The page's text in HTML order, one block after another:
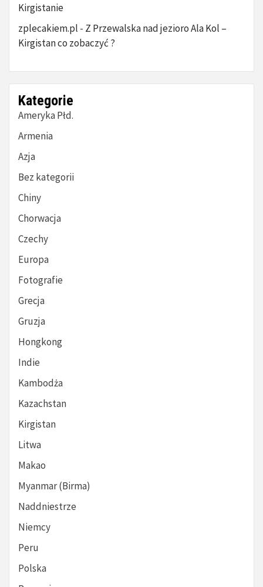
Kirgistanie
zplecakiem.pl - Z Przewalska nad jezioro Ala Kol –
Kirgistan co zobaczyć ?
Kategorie
Ameryka Płd.
Armenia
Azja
Bez kategorii
Chiny
Chorwacja
Czechy
Europa
Fotografie
Grecja
Gruzja
Hongkong
Indie
Kambodża
Kazachstan
Kirgistan
Litwa
Makao
Myanmar (Birma)
Naddniestrze
Niemcy
Peru
Polska